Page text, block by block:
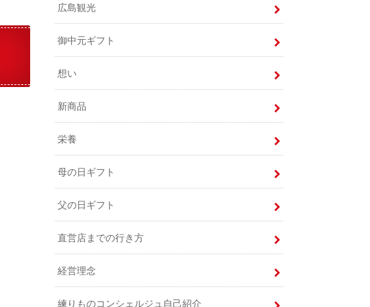
広島観光
御中元ギフト
想い
新商品
栄養
母の日ギフト
父の日ギフト
直営店までの行き方
経営理念
練りものコンシェルジュ自己紹介